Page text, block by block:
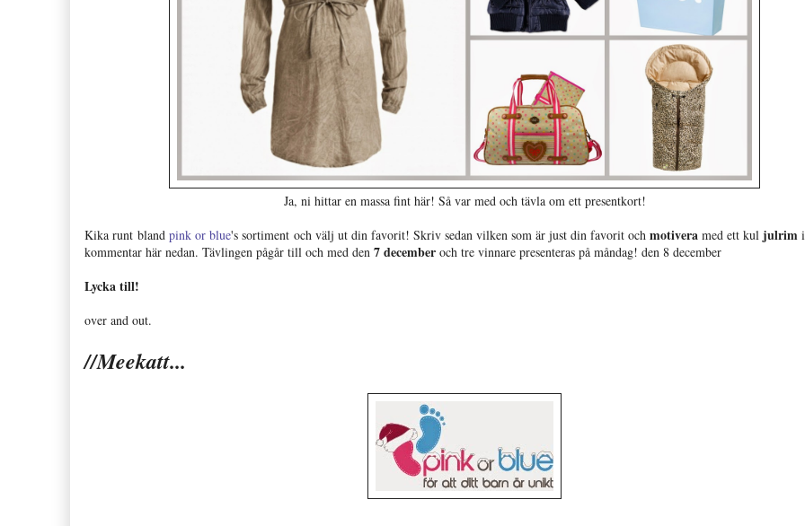
Ja, ni hittar en massa fint här! Så var med och tävla om ett presentkort!
Kika runt bland pink or blue's sortiment och välj ut din favorit! Skriv sedan vilken som är just din favorit och motivera med ett kul julrim
kommentar här nedan. Tävlingen pågår till och med den 7 december och tre vinnare presenteras på måndag! den 8 december
Lycka till!
over and out.
//Meekatt...